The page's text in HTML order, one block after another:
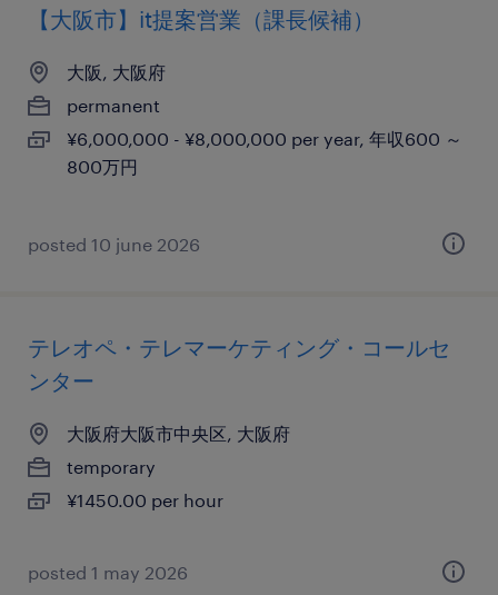
【大阪市】it提案営業（課長候補）
大阪, 大阪府
permanent
¥6,000,000 - ¥8,000,000 per year, 年収600 ～
800万円
posted 10 june 2026
テレオペ・テレマーケティング・コールセ
ンター
大阪府大阪市中央区, 大阪府
temporary
¥1450.00 per hour
posted 1 may 2026